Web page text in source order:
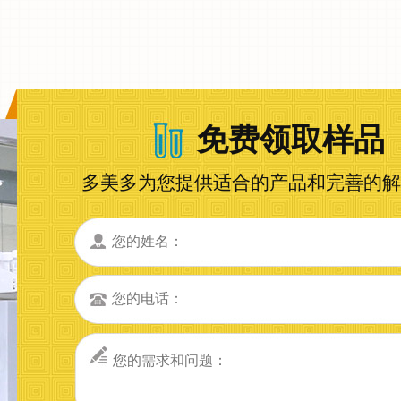
免费领取样品
多美多为您提供适合的产品和完善的